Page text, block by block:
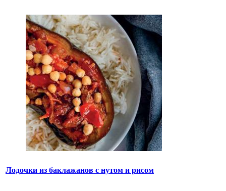
Лодочки из баклажанов с нутом и рисом